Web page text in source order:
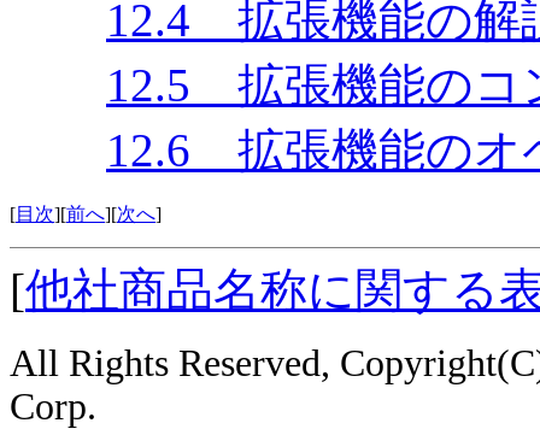
12.4 拡張機能の解
12.5 拡張機能のコ
12.6 拡張機能のオ
[目次][前へ][次へ]
[他社商品名称に関する
All Rights Reserved,
Corp.